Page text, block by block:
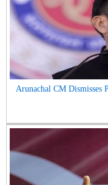
Arunachal CM Dismisses